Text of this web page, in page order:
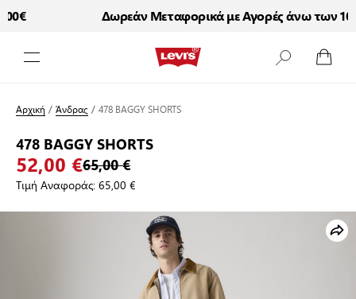
Δωρεάν Μεταφορικά με Αγορές άνω των 100€
Αρχική /Άνδρας /478 BAGGY SHORTS
478 BAGGY SHORTS
52,00 €65,00 €
Τιμή Αναφοράς:65,00 €